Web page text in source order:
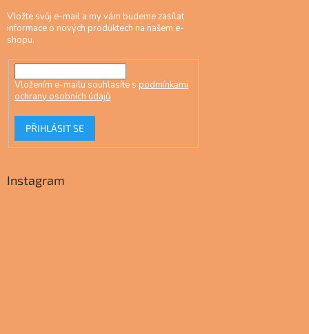
Vložte svůj e-mail a my vám budeme zasílat
informace o nových produktech na našem e-
shopu.
Vložením e-mailu souhlasíte s podmínkami
ochrany osobních údajů
PŘIHLÁSIT SE
Instagram